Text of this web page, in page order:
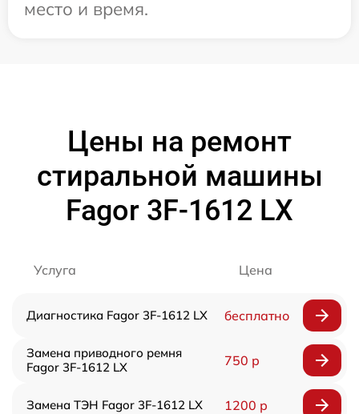
место и время.
Цены на ремонт
стиральной машины
Fagor 3F-1612 LX
Услуга Цена
Диагностика Fagor 3F-1612 LX бесплатно
Замена приводного ремня
Fagor 3F-1612 LX
750 р
Замена ТЭН Fagor 3F-1612 LX 1200 р